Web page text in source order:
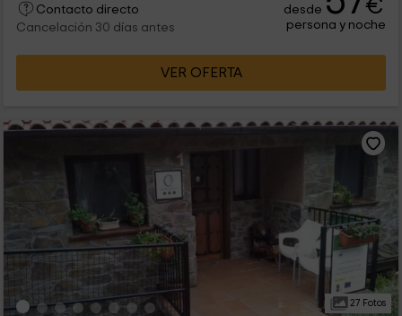
Contacto directo
Cancelación 30 días antes
desde €
persona y noche
VER OFERTA
27 Fotos